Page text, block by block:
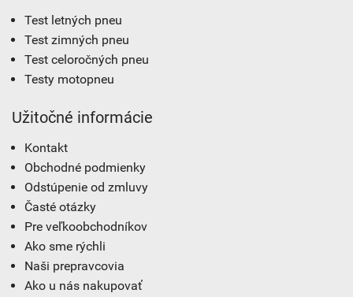
Test letných pneu
Test zimných pneu
Test celoročných pneu
Testy motopneu
Užitočné informácie
Kontakt
Obchodné podmienky
Odstúpenie od zmluvy
Časté otázky
Pre veľkoobchodníkov
Ako sme rýchli
Naši prepravcovia
Ako u nás nakupovať